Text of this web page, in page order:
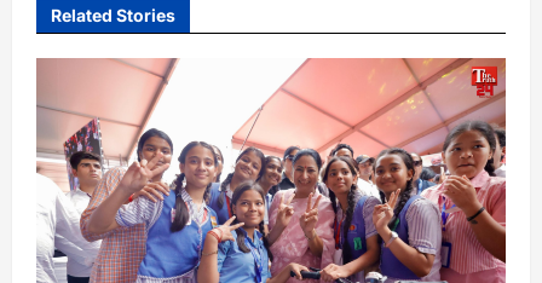
Related Stories